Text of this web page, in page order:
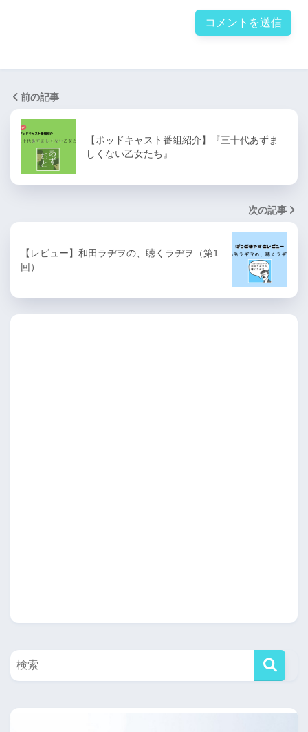
前の記事
【ポッドキャスト番組紹介】『三十代あずま
しくない乙女たち』
次の記事
【レビュー】和田ラヂヲの、聴くラヂヲ（第1
回）